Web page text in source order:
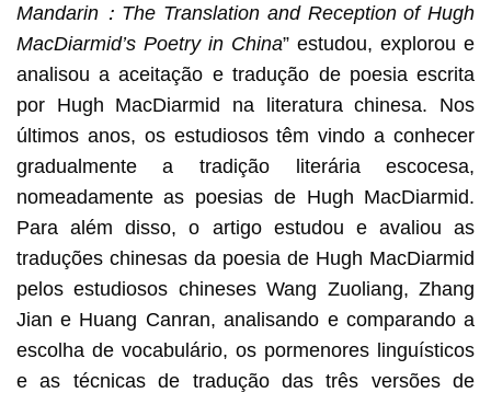
Mandarin： The Translation and Reception of Hugh
MacDiarmid’s Poetry in China” estudou, explorou e
analisou a aceitação e tradução de poesia escrita
por Hugh MacDiarmid na literatura chinesa. Nos
últimos anos, os estudiosos têm vindo a conhecer
gradualmente a tradição literária escocesa,
nomeadamente as poesias de Hugh MacDiarmid.
Para além disso, o artigo estudou e avaliou as
traduções chinesas da poesia de Hugh MacDiarmid
pelos estudiosos chineses Wang Zuoliang, Zhang
Jian e Huang Canran, analisando e comparando a
escolha de vocabulário, os pormenores linguísticos
e as técnicas de tradução das três versões de